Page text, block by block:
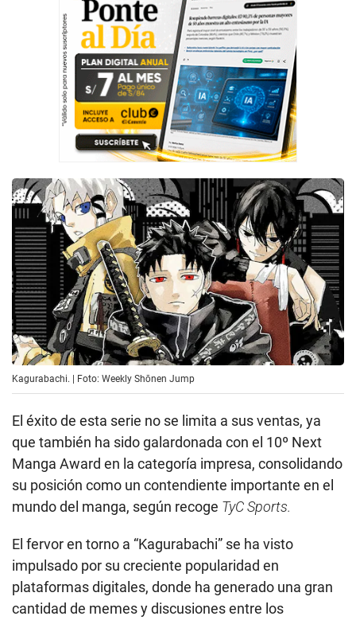
Kagurabachi. | Foto: Weekly Shōnen Jump
El éxito de esta serie no se limita a sus ventas, ya
que también ha sido galardonada con el 10º Next
Manga Award en la categoría impresa, consolidando
su posición como un contendiente importante en el
mundo del manga, según recoge TyC Sports.
El fervor en torno a “Kagurabachi” se ha visto
impulsado por su creciente popularidad en
plataformas digitales, donde ha generado una gran
cantidad de memes y discusiones entre los